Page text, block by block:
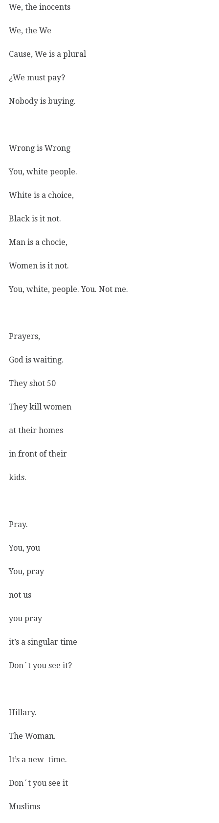
We, the inocents
We, the We
Cause, We is a plural
¿We must pay?
Nobody is buying.
Wrong is Wrong
You, white people.
White is a choice,
Black is it not.
Man is a chocie,
Women is it not.
You, white, people. You. Not me.
Prayers,
God is waiting.
They shot 50
They kill women
at their homes
in front of their
kids.
Pray.
You, you
You, pray
not us
you pray
it’s a singular time
Don´t you see it?
Hillary.
The Woman.
It’s a new time.
Don´t you see it
Muslims